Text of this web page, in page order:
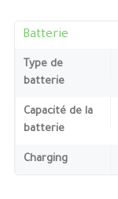
Batterie
Type de
batterie
Capacité de la
batterie
Charging